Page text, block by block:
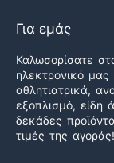
Για εμάς
Καλωσορίσατε
ηλεκτρονικό
αθλητιατρικά,
εξοπλισμό, είδη
δεκάδες
τιμές της αγοράς!